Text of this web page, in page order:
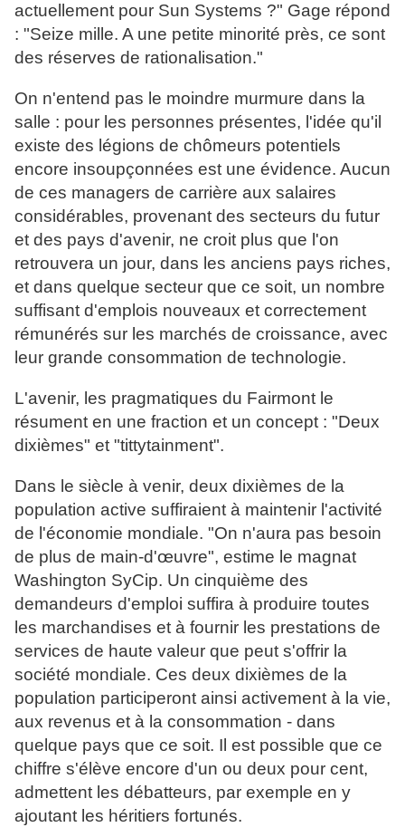
actuellement pour Sun Systems ?" Gage répond
: "Seize mille. A une petite minorité près, ce sont
des réserves de rationalisation."
On n'entend pas le moindre murmure dans la
salle : pour les personnes présentes, l'idée qu'il
existe des légions de chômeurs potentiels
encore insoupçonnées est une évidence. Aucun
de ces managers de carrière aux salaires
considérables, provenant des secteurs du futur
et des pays d'avenir, ne croit plus que l'on
retrouvera un jour, dans les anciens pays riches,
et dans quelque secteur que ce soit, un nombre
suffisant d'emplois nouveaux et correctement
rémunérés sur les marchés de croissance, avec
leur grande consommation de technologie.
L'avenir, les pragmatiques du Fairmont le
résument en une fraction et un concept : "Deux
dixièmes" et "tittytainment".
Dans le siècle à venir, deux dixièmes de la
population active suffiraient à maintenir l'activité
de l'économie mondiale. "On n'aura pas besoin
de plus de main-d'œuvre", estime le magnat
Washington SyCip. Un cinquième des
demandeurs d'emploi suffira à produire toutes
les marchandises et à fournir les prestations de
services de haute valeur que peut s'offrir la
société mondiale. Ces deux dixièmes de la
population participeront ainsi activement à la vie,
aux revenus et à la consommation - dans
quelque pays que ce soit. Il est possible que ce
chiffre s'élève encore d'un ou deux pour cent,
admettent les débatteurs, par exemple en y
ajoutant les héritiers fortunés.